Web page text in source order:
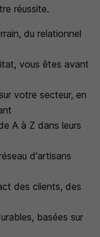
réussite.
du relationnel
vous êtes avant
votre secteur, en
A à Z dans leurs
d'artisans
des clients, des
basées sur